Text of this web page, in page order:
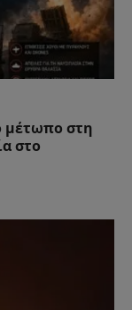
μέτωπο στη
στο